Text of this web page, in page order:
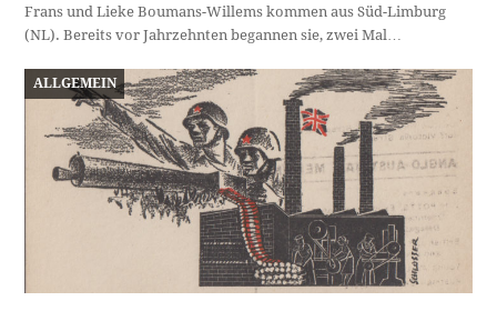
Frans und Lieke Boumans-Willems kommen aus Süd-Limburg
(NL). Bereits vor Jahrzehnten begannen sie, zwei Mal…
ALLGEMEIN